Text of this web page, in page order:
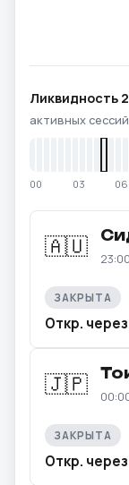
Ликвидность
активных сессий
00 03 06
🇦🇺
ЗАКРЫТА
Откр.
🇯🇵
ЗАКРЫТА
Откр.